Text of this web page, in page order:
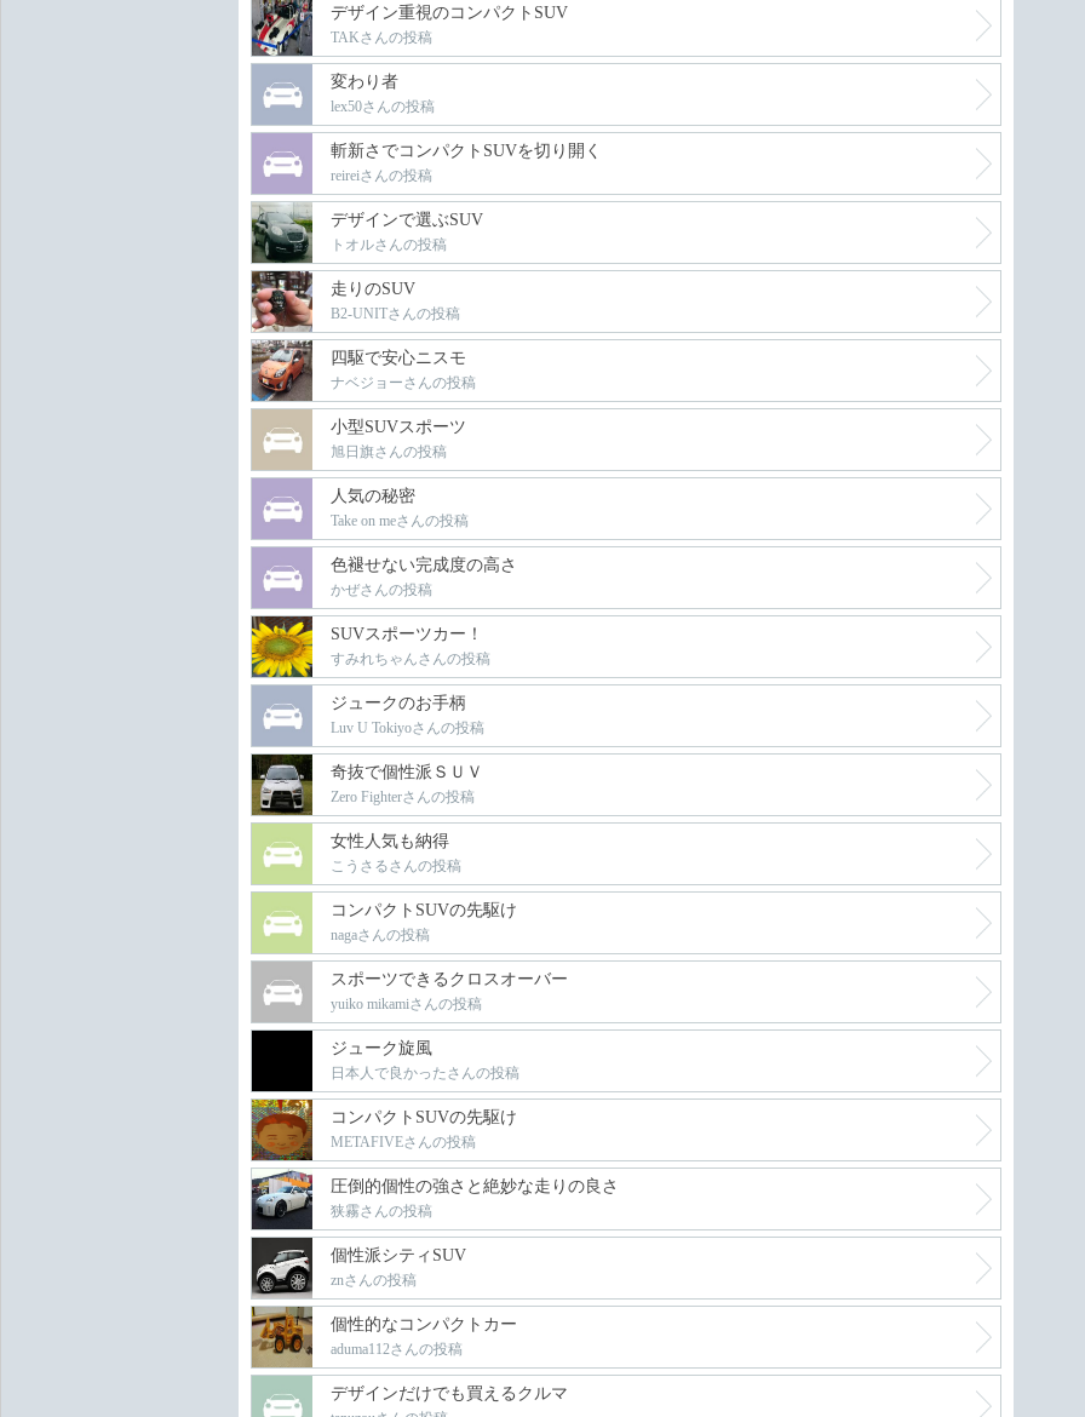
デザイン重視のコンパクトSUV
TAKさんの投稿
変わり者
lex50さんの投稿
斬新さでコンパクトSUVを切り開く
reireiさんの投稿
デザインで選ぶSUV
トオルさんの投稿
走りのSUV
B2-UNITさんの投稿
四駆で安心ニスモ
ナベジョーさんの投稿
小型SUVスポーツ
旭日旗さんの投稿
人気の秘密
Take on meさんの投稿
色褪せない完成度の高さ
かぜさんの投稿
SUVスポーツカー！
すみれちゃんさんの投稿
ジュークのお手柄
Luv U Tokiyoさんの投稿
奇抜で個性派ＳＵＶ
Zero Fighterさんの投稿
女性人気も納得
こうさるさんの投稿
コンパクトSUVの先駆け
nagaさんの投稿
スポーツできるクロスオーバー
yuiko mikamiさんの投稿
ジューク旋風
日本人で良かったさんの投稿
コンパクトSUVの先駆け
METAFIVEさんの投稿
圧倒的個性の強さと絶妙な走りの良さ
狭霧さんの投稿
個性派シティSUV
znさんの投稿
個性的なコンパクトカー
aduma112さんの投稿
デザインだけでも買えるクルマ